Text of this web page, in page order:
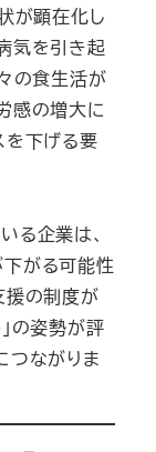
が顕在化し
気を引き起
の食生活が
感の増大に
を下げる要
る企業は、
がる可能性
援の制度が
の姿勢が評
つながりま